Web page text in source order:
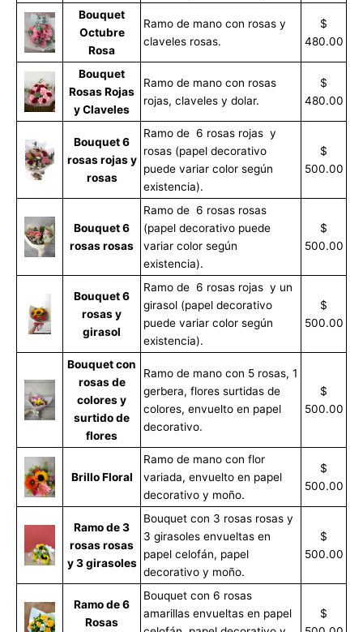
Bouquet
Octubre
Rosa
Ramo de mano con rosas y
claveles rosas.
$
480.00
Bouquet
Rosas Rojas
y Claveles
Ramo de mano con rosas
rojas, claveles y dolar.
$
480.00
Bouquet 6
rosas rojas y
rosas
Ramo de 6 rosas rojas y
rosas (papel decorativo
puede variar color según
existencia).
$
500.00
Bouquet 6
rosas rosas
Ramo de 6 rosas rosas
(papel decorativo puede
variar color según
existencia).
$
500.00
Bouquet 6
rosas y
girasol
Ramo de 6 rosas rojas y un
girasol (papel decorativo
puede variar color según
existencia).
$
500.00
Bouquet con
rosas de
colores y
surtido de
flores
Ramo de mano con 5 rosas, 1
gerbera, flores surtidas de
colores, envuelto en papel
decorativo.
$
500.00
Brillo Floral
Ramo de mano con flor
variada, envuelto en papel
decorativo y moño.
$
500.00
Ramo de 3
rosas rosas
y 3 girasoles
Bouquet con 3 rosas rosas y
3 girasoles envueltas en
papel celofán, papel
decorativo y moño.
$
500.00
Ramo de 6
Rosas
Bouquet con 6 rosas
amarillas envueltas en papel
$